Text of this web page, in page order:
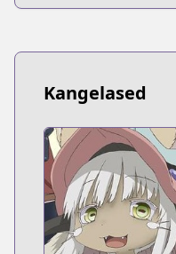
Kangelased